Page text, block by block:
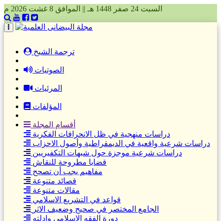
السبت 24 صفر 1448 هـ || الموافق 8 غشت 2026 م
ترجمة الشيخ(current)
الصوتيات
المرئيات
المؤلفات
أقسام المجلة
دراسات منهجية في ظل الانحرافات الفكرية
دراسات شرعية واقعية في الديمقراطية وأصول الاحزاب
دراسات شرعية موجزة حول شبهات التكفيريين
قضايا مطروحة للنقاش
مفاهيم يجب أن تصحح
قصائد متنوعة
مقالات متنوعة
قواعد في التشريع الاسلامي
الجامع المختصر في صحيح وضعيف الاثر
دورة الفقه الاسلامي وادلته